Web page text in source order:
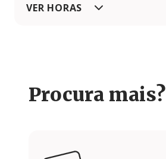
VER HORAS
Procura mais?